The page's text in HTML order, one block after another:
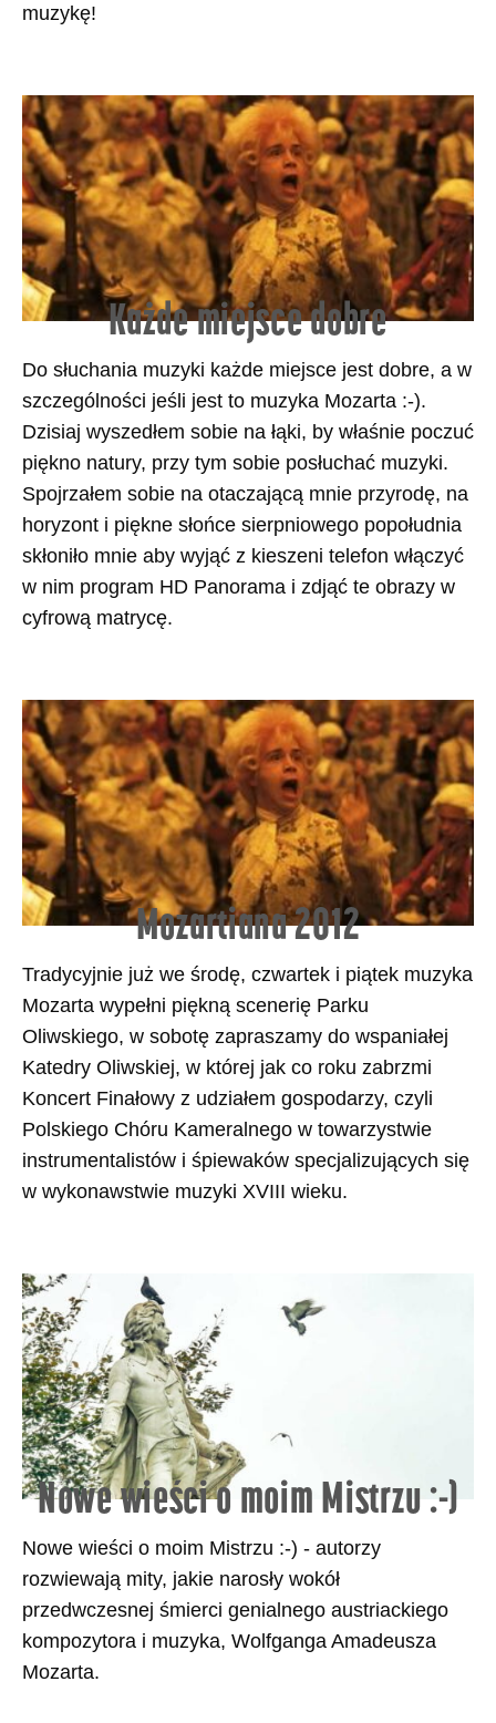
muzykę!
Każde miejsce dobre
Do słuchania muzyki każde miejsce jest dobre, a w
szczególności jeśli jest to muzyka Mozarta :-).
Dzisiaj wyszedłem sobie na łąki, by właśnie poczuć
piękno natury, przy tym sobie posłuchać muzyki.
Spojrzałem sobie na otaczającą mnie przyrodę, na
horyzont i piękne słońce sierpniowego popołudnia
skłoniło mnie aby wyjąć z kieszeni telefon włączyć
w nim program HD Panorama i zdjąć te obrazy w
cyfrową matrycę.
Mozartiana 2012
Tradycyjnie już we środę, czwartek i piątek muzyka
Mozarta wypełni piękną scenerię Parku
Oliwskiego, w sobotę zapraszamy do wspaniałej
Katedry Oliwskiej, w której jak co roku zabrzmi
Koncert Finałowy z udziałem gospodarzy, czyli
Polskiego Chóru Kameralnego w towarzystwie
instrumentalistów i śpiewaków specjalizujących się
w wykonawstwie muzyki XVIII wieku.
Nowe wieści o moim Mistrzu :-)
Nowe wieści o moim Mistrzu :-) - autorzy
rozwiewają mity, jakie narosły wokół
przedwczesnej śmierci genialnego austriackiego
kompozytora i muzyka, Wolfganga Amadeusza
Mozarta.